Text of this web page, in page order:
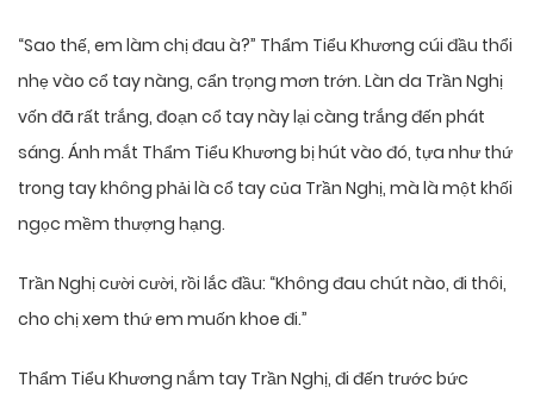
“Sao thế, em làm chị đau à?” Thẩm Tiểu Khương cúi đầu thổi
nhẹ vào cổ tay nàng, cẩn trọng mơn trớn. Làn da Trần Nghị
vốn đã rất trắng, đoạn cổ tay này lại càng trắng đến phát
sáng. Ánh mắt Thẩm Tiểu Khương bị hút vào đó, tựa như thứ
trong tay không phải là cổ tay của Trần Nghị, mà là một khối
ngọc mềm thượng hạng.
Trần Nghị cười cười, rồi lắc đầu: “Không đau chút nào, đi thôi,
cho chị xem thứ em muốn khoe đi.”
Thẩm Tiểu Khương nắm tay Trần Nghị, đi đến trước bức